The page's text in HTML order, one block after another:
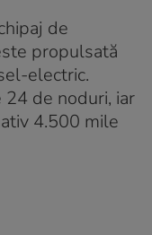
de
propulsată
electric.
24 de noduri, iar
4.500 mile